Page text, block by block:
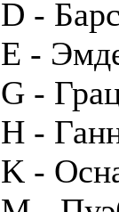
D -
E -
G -
H -
K -